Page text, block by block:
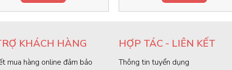
KHÁCH HÀNG
mua hàng online đảm bảo
HỢP TÁC - LIÊN KẾT
Thông tin tuyển dụng